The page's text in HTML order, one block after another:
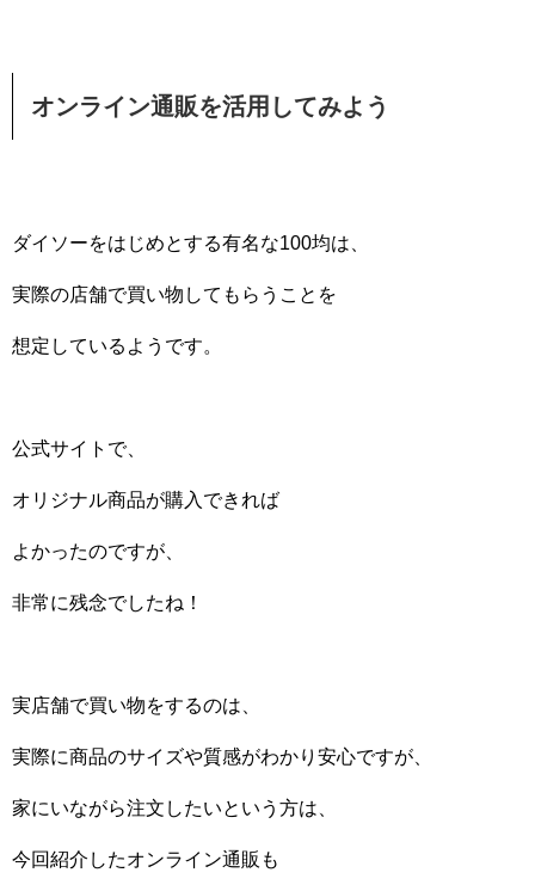
オンライン通販を活用してみよう
ダイソーをはじめとする有名な100均は、
実際の店舗で買い物してもらうことを
想定しているようです。
公式サイトで、
オリジナル商品が購入できれば
よかったのですが、
非常に残念でしたね！
実店舗で買い物をするのは、
実際に商品のサイズや質感がわかり安心ですが、
家にいながら注文したいという方は、
今回紹介したオンライン通販も